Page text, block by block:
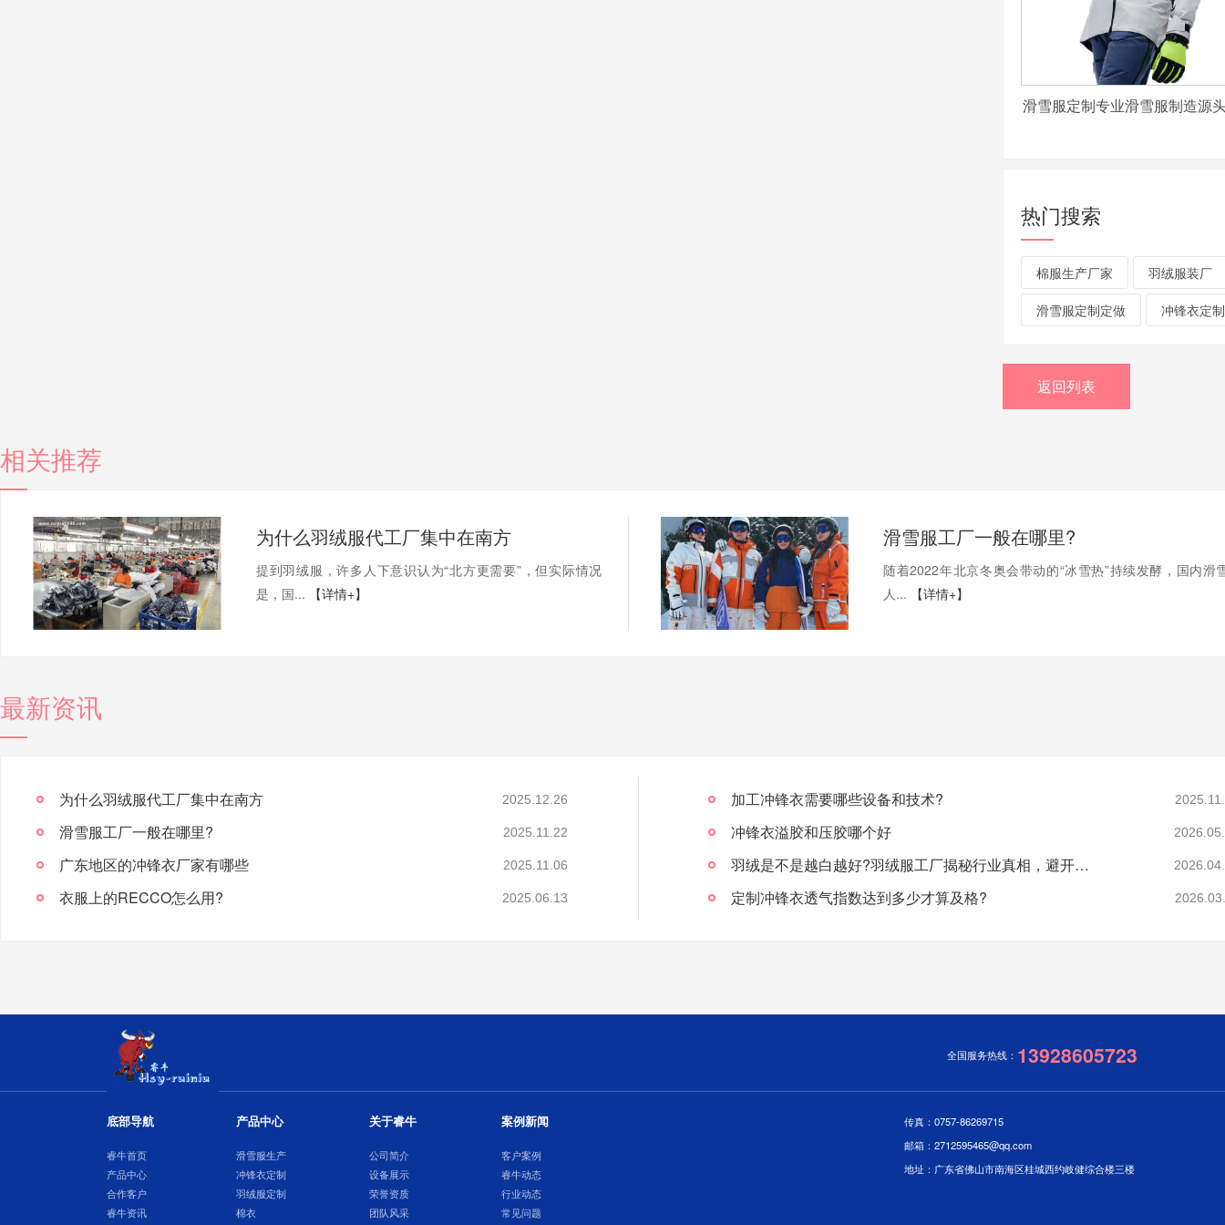
滑雪服定制专业滑雪服制造源
热门搜索
棉服生产厂家 羽绒服装厂
滑雪服定制定做 冲锋衣定制
返回列表
相关推荐
为什么羽绒服代工厂集中在南方
提到羽绒服，许多人下意识认为“北方更需要”，但实际情况
是，国...
【详情+】
滑雪服工厂一般在哪里?
随着2022年北京冬奥会带动的“冰雪热”持续发酵，国内滑
人...
【详情+】
最新资讯
为什么羽绒服代工厂集中在南方 2025.12.26
滑雪服工厂一般在哪里? 2025.11.22
广东地区的冲锋衣厂家有哪些 2025.11.06
衣服上的RECCO怎么用? 2025.06.13
加工冲锋衣需要哪些设备和技术?
冲锋衣溢胶和压胶哪个好
羽绒是不是越白越好?羽绒服工厂揭秘行业真相，避开漂白绒陷阱
定制冲锋衣透气指数达到多少才算及格?
全国服务热线： 13928605723
底部导航
睿牛首页
产品中心
合作客户
睿牛资讯
产品中心
滑雪服生产
冲锋衣定制
羽绒服定制
棉衣
关于睿牛
公司简介
设备展示
荣誉资质
团队风采
案例新闻
客户案例
睿牛动态
行业动态
常见问题
传真：0757-86269715
邮箱：2712595465@qq.com
地址：广东省佛山市南海区桂城西约岐健综合楼三楼